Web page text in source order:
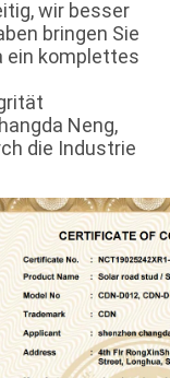
wir besser
bringen Sie
ein komplettes
Neng,
die Industrie